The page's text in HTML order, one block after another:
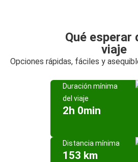
Qué esperar
viaje
Opciones rápidas, fáciles y
Duración mínima
del viaje
2h 0min
Distancia mínima
153 km